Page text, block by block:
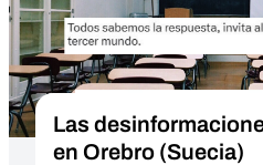
Las
en Orebro (Suecia)